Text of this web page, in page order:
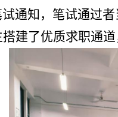
通知，笔试通过
建了优质求职通道